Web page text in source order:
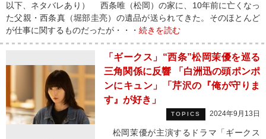
以下、ネタバレあり） 西条唯（松岡）の家に、10年前に亡くなっ
た父親・西条真（堀部圭亮）の遺品が送られてきた。そのほとんど
が仕事に関するものだったが・・・ 続きを読む
「ギークス」“西条”松岡茉優を巡る
三角関係に反響 「白洲迅の頭ポンポ
ンにキュン」「芹沢の『俺が守りま
す』が好き」
TOPICS 2024年9月13日
松岡茉優が主演するドラマ「ギークス